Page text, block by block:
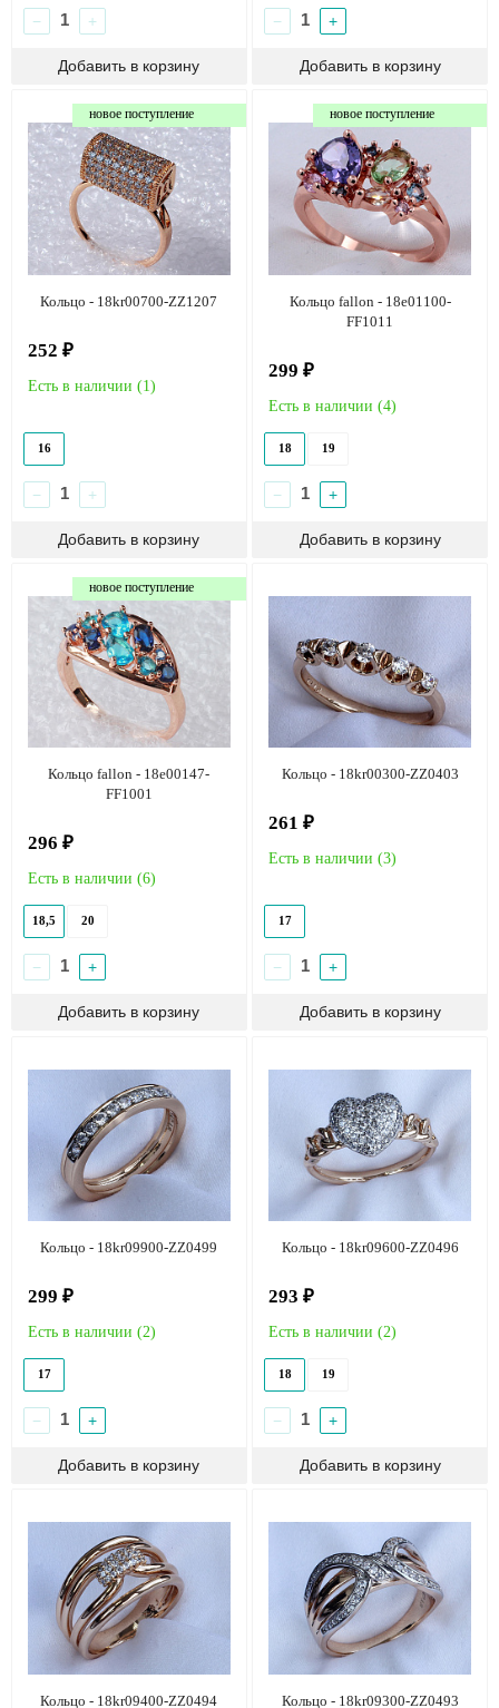
− + − +
новое поступление
Кольцо - 18kr00700-ZZ1207
252 ₽
Есть в наличии (1)
16
− +
новое поступление
Кольцо fallon - 18e01100-
FF1011
299 ₽
Есть в наличии (4)
18 19
− +
новое поступление
Кольцо fallon - 18e00147-
FF1001
296 ₽
Есть в наличии (6)
18,5 20
− +
Кольцо - 18kr00300-ZZ0403
261 ₽
Есть в наличии (3)
17
− +
Кольцо - 18kr09900-ZZ0499
299 ₽
Есть в наличии (2)
17
− +
Кольцо - 18kr09600-ZZ0496
293 ₽
Есть в наличии (2)
18 19
− +
Кольцо - 18kr09400-ZZ0494 Кольцо - 18kr09300-ZZ0493